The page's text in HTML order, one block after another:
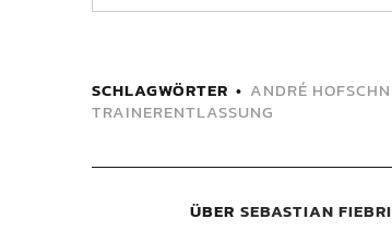
SCHLAGWÖRTER ANDRÉ
TRAINERENTLASSUNG
ÜBER SEBASTIAN